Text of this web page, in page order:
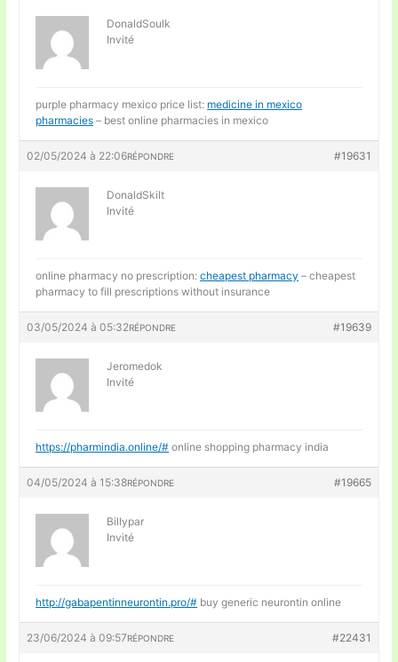
DonaldSoulk
Invité
purple pharmacy mexico price list: medicine in mexico
pharmacies – best online pharmacies in mexico
02/05/2024 à 22:06 #19631
RÉPONDRE
DonaldSkilt
Invité
online pharmacy no prescription:cheapest pharmacy – cheapest
pharmacy to fill prescriptions without insurance
03/05/2024 à 05:32 #19639
RÉPONDRE
Jeromedok
Invité
https://pharmindia.online/# online shopping pharmacy india
04/05/2024 à 15:38 #19665
RÉPONDRE
Billypar
Invité
http://gabapentinneurontin.pro/# buy generic neurontin online
23/06/2024 à 09:57 #22431
RÉPONDRE